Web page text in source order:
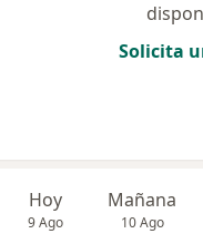
Solicita
Hoy
9 Ago
Mañana
10 Ago